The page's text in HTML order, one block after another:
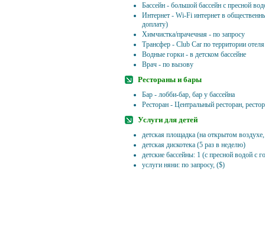
Бассейн - большой бассейн с пресной
Интернет - Wi-Fi интернет в
доплату)
Химчистка/прачечная - по запросу
Трансфер - Сlub Car по территории отеля
Водные горки - в детском бассейне
Врач - по вызову
Рестораны и бары
Бар - лобби-бар, бар у бассейна
Ресторан - Центральный ресторан,
Услуги для детей
детская площадка (на открытом
детская дискотека (5 раз в неделю)
детские бассейны: 1 (с пресной водой с
услуги няни: по запросу, ($)